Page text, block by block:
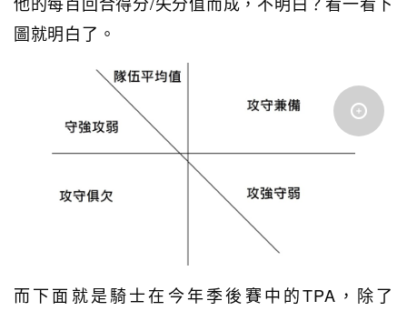
圖就明白了。
而下面就是騎士在今年季後賽中的TPA，除了